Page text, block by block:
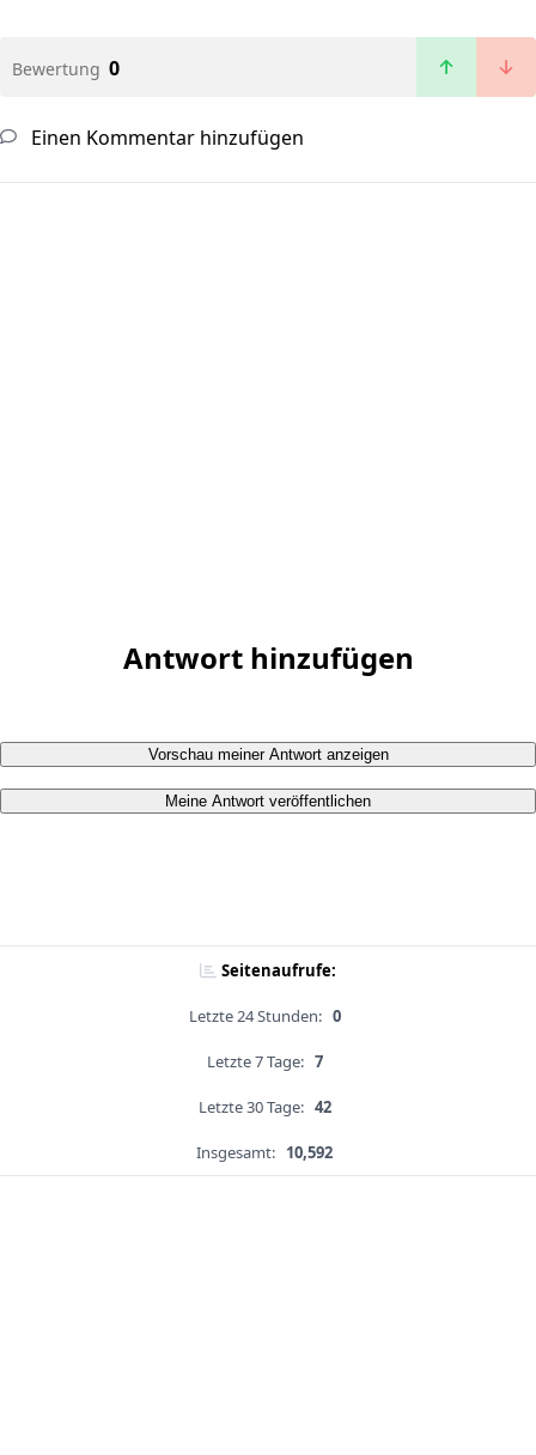
Bewertung 0
Einen Kommentar hinzufügen
Antwort hinzufügen
Vorschau meiner Antwort anzeigen
Meine Antwort veröffentlichen
Seitenaufrufe:
Letzte 24 Stunden: 0
Letzte 7 Tage: 7
Letzte 30 Tage: 42
Insgesamt: 10,592